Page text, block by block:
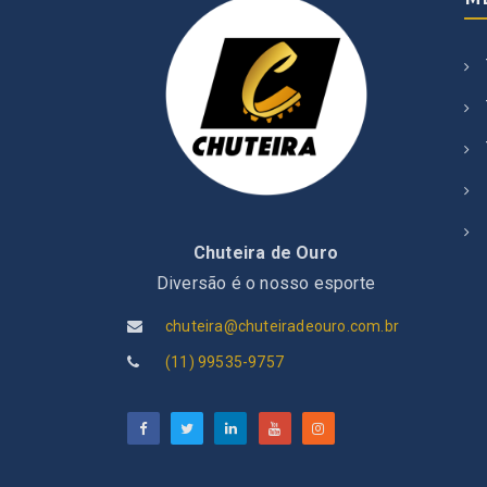
Chuteira de Ouro
Diversão é o nosso esporte
chuteira@chuteiradeouro.com.br
(11) 99535-9757